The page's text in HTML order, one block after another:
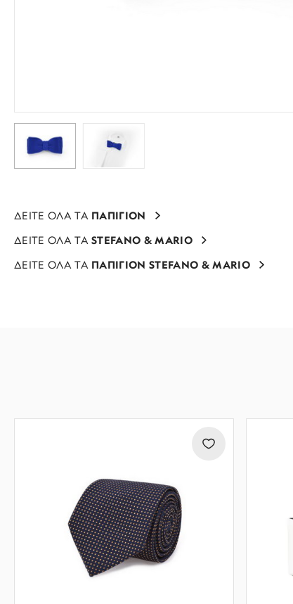
ΔΕΙΤΕ ΟΛΑ ΤΑ ΠΑΠΙΓΙΟΝ
ΔΕΙΤΕ ΟΛΑ ΤΑSTEFANO & MARIO
ΔΕΙΤΕ ΟΛΑ ΤΑ ΠΑΠΙΓΙΟΝ STEFANO & MARIO